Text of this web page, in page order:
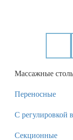
Массажные
Переносные
С регулировкой
Секционные